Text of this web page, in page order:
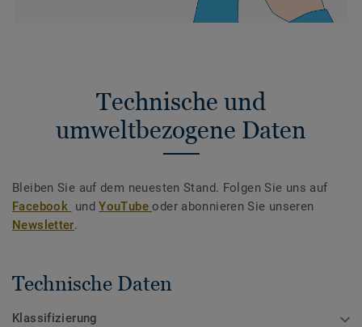
Technische und
umweltbezogene Daten
Bleiben Sie auf dem neuesten Stand. Folgen Sie uns auf
Facebook undYouTubeoder abonnieren Sie unseren
Newsletter.
Technische Daten
Klassifizierung